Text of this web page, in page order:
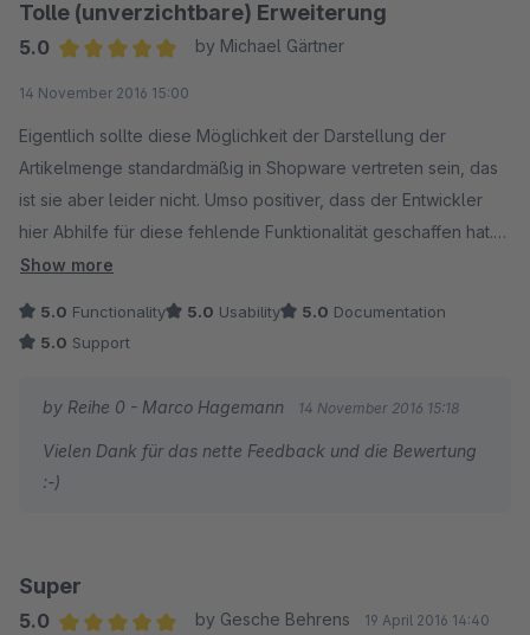
Tolle (unverzichtbare) Erweiterung
5.0
by Michael Gärtner
14 November 2016 15:00
Eigentlich sollte diese Möglichkeit der Darstellung der
Artikelmenge standardmäßig in Shopware vertreten sein, das
ist sie aber leider nicht. Umso positiver, dass der Entwickler
hier Abhilfe für diese fehlende Funktionalität geschaffen hat.
Anfangs gab es etwas Darstellungsschwierigkeiten auf Mac
Problem auf den Grund gehen und er hat auch äußerst schnell
Show more
5.0 Functionality 5.0 Usability 5.0 Documentation
5.0 Support
by Reihe 0 - Marco Hagemann 14 November 2016 15:18
Vielen Dank für das nette Feedback und die Bewertung
:-)
Super
5.0
by Gesche Behrens 19 April 2016 14:40